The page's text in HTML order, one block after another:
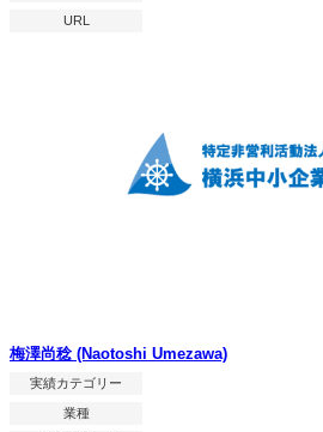
URL
梅澤尚稔 (Naotoshi Umezawa)
実績カテゴリー
業種